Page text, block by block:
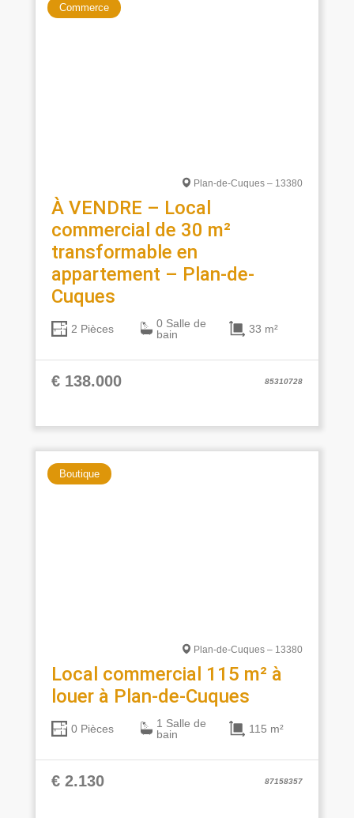
Commerce
Plan-de-Cuques – 13380
À VENDRE – Local
commercial de 30 m²
transformable en
appartement – Plan-de-
Cuques
2 Pièces
0 Salle de
bain
33 m²
€ 138.000 85310728
Boutique
Plan-de-Cuques – 13380
Local commercial 115 m² à
louer à Plan-de-Cuques
0 Pièces
1 Salle de
bain
115 m²
€ 2.130 87158357